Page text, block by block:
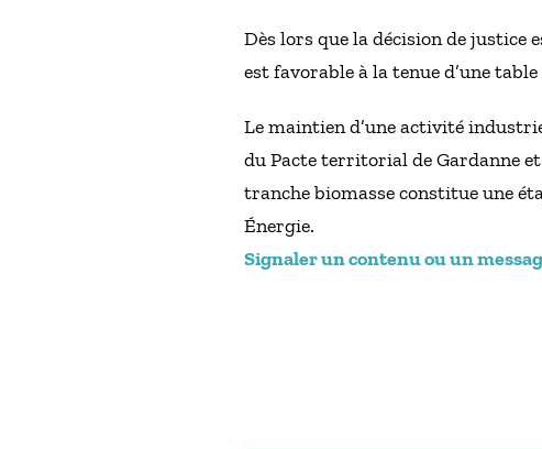
Dès lors que la décision de justice
est favorable à la tenue d’une
Le maintien d’une activité
du Pacte territorial de Gardanne
tranche biomasse constitue une
Énergie.
Signaler un contenu ou un